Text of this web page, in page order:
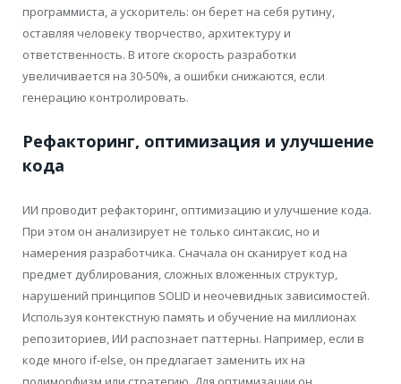
программиста, а ускоритель: он берет на себя рутину,
оставляя человеку творчество, архитектуру и
ответственность. В итоге скорость разработки
увеличивается на 30-50%, а ошибки снижаются, если
генерацию контролировать.
Рефакторинг, оптимизация и улучшение
кода
ИИ проводит рефакторинг, оптимизацию и улучшение кода.
При этом он анализирует не только синтаксис, но и
намерения разработчика. Сначала он сканирует код на
предмет дублирования, сложных вложенных структур,
нарушений принципов SOLID и неочевидных зависимостей.
Используя контекстную память и обучение на миллионах
репозиториев, ИИ распознает паттерны. Например, если в
коде много if-else, он предлагает заменить их на